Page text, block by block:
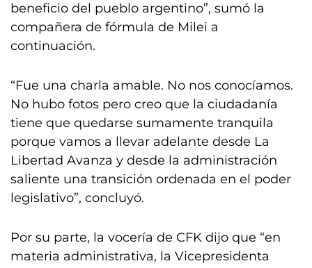
beneficio del pueblo argentino”, sumó la
compañera de fórmula de Milei a
continuación.
“Fue una charla amable. No nos conocíamos.
No hubo fotos pero creo que la ciudadanía
tiene que quedarse sumamente tranquila
porque vamos a llevar adelante desde La
Libertad Avanza y desde la administración
saliente una transición ordenada en el poder
legislativo”, concluyó.
Por su parte, la vocería de CFK dijo que “en
materia administrativa, la Vicepresidenta